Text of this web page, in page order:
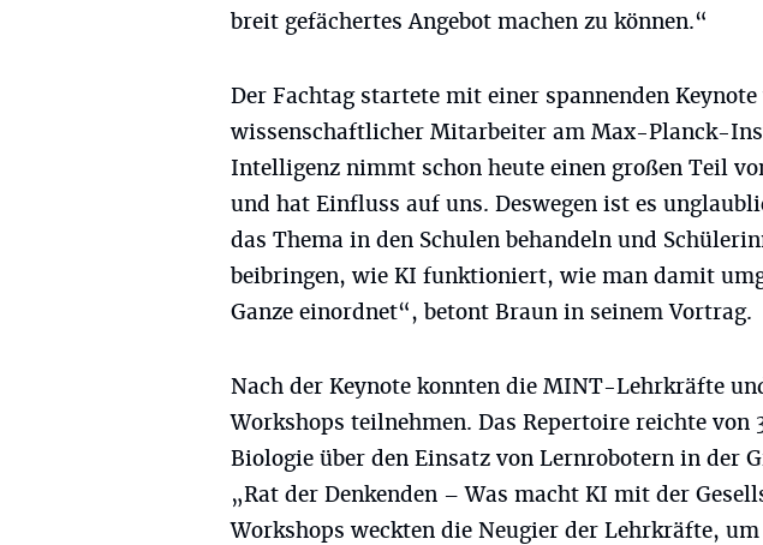
breit gefächertes Angebot machen zu können.“
Der Fachtag startete mit einer spannenden
wissenschaftlicher Mitarbeiter am Max-Planck-
Intelligenz nimmt schon heute einen großen Teil
und hat Einfluss auf uns. Deswegen ist es
das Thema in den Schulen behandeln und
beibringen, wie KI funktioniert, wie man damit
Ganze einordnet“, betont Braun in seinem Vortrag.
Nach der Keynote konnten die MINT-Lehrkräfte
Workshops teilnehmen. Das Repertoire reichte von
Biologie über den Einsatz von Lernrobotern in der
„Rat der Denkenden – Was macht KI mit der
Workshops weckten die Neugier der Lehrkräfte,